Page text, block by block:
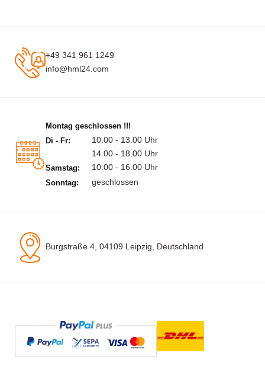
+49 341 961 1249
info@hml24.com
Montag geschlossen !!!
Di - Fr:
10.00 - 13.00 Uhr
14.00 - 18.00 Uhr
Samstag: 10.00 - 16.00 Uhr
Sonntag: geschlossen
Burgstraße 4, 04109 Leipzig, Deutschland